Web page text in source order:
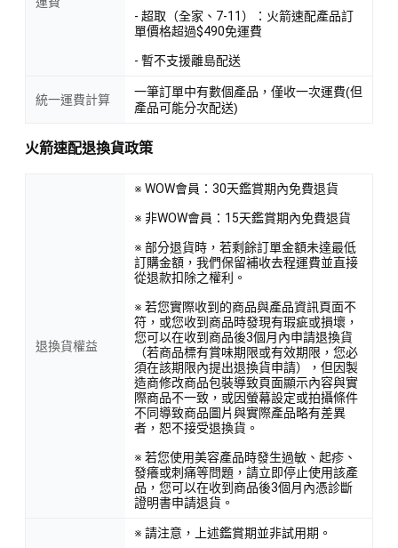
- 超取（全家、7-11）：火箭速配產品訂
單價格超過$490免運費
- 暫不支援離島配送
統一運費計算
一筆訂單中有數個產品，僅收一次運費(但
產品可能分次配送)
火箭速配退換貨政策
退換貨權益
※ WOW會員：30天鑑賞期內免費退貨
※ 非WOW會員：15天鑑賞期內免費退貨
※ 部分退貨時，若剩餘訂單金額未達最低
訂購金額，我們保留補收去程運費並直接
從退款扣除之權利。
※ 若您實際收到的商品與產品資訊頁面不
符，或您收到商品時發現有瑕疵或損壞，
您可以在收到商品後3個月內申請退換貨
（若商品標有賞味期限或有效期限，您必
須在該期限內提出退換貨申請），但因製
造商修改商品包裝導致頁面顯示內容與實
際商品不一致，或因螢幕設定或拍攝條件
不同導致商品圖片與實際產品略有差異
者，恕不接受退換貨。
※ 若您使用美容產品時發生過敏、起疹、
發癢或刺痛等問題，請立即停止使用該產
品，您可以在收到商品後3個月內憑診斷
證明書申請退貨。
※ 請注意，上述鑑賞期並非試用期。